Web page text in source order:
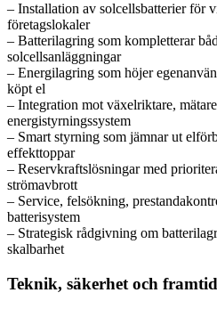
– Installation av solcellsbatterier för
företagslokaler
– Batterilagring som kompletterar
solcellsanläggningar
– Energilagring som höjer
köpt el
– Integration mot växelriktare,
energistyrningssystem
– Smart styrning som jämnar ut
effekttoppar
– Reservkraftslösningar med
strömavbrott
– Service, felsökning,
batterisystem
– Strategisk rådgivning om
skalbarhet
Teknik, säkerhet och